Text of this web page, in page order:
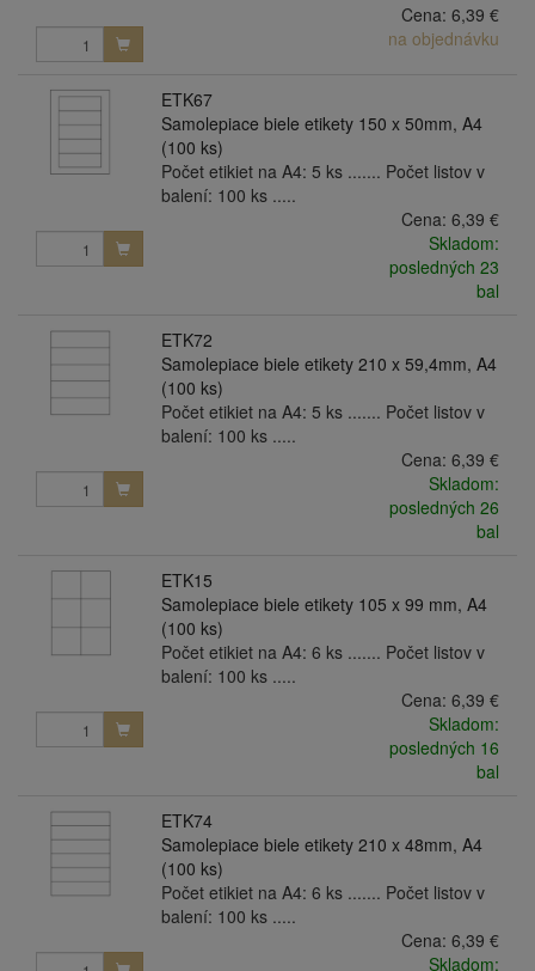
Cena: 6,39 €
na objednávku
ETK67
Samolepiace biele etikety 150 x 50mm, A4
(100 ks)
Počet etikiet na A4: 5 ks ....... Počet listov v
balení: 100 ks .....
Cena: 6,39 €
Skladom:
posledných 23
bal
ETK72
Samolepiace biele etikety 210 x 59,4mm, A4
(100 ks)
Počet etikiet na A4: 5 ks ....... Počet listov v
balení: 100 ks .....
Cena: 6,39 €
Skladom:
posledných 26
bal
ETK15
Samolepiace biele etikety 105 x 99 mm, A4
(100 ks)
Počet etikiet na A4: 6 ks ....... Počet listov v
balení: 100 ks .....
Cena: 6,39 €
Skladom:
posledných 16
bal
ETK74
Samolepiace biele etikety 210 x 48mm, A4
(100 ks)
Počet etikiet na A4: 6 ks ....... Počet listov v
balení: 100 ks .....
Cena: 6,39 €
Skladom: